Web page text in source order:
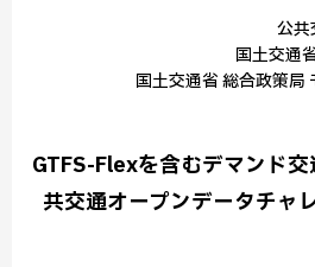
公共
国土交通
国土交通省 総合政策局
GTFS-Flexを含むデマンド
共交通オープンデータチャ